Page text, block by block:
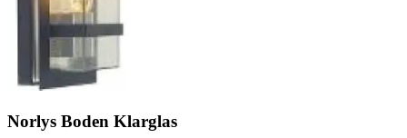
Norlys Boden Klarglas